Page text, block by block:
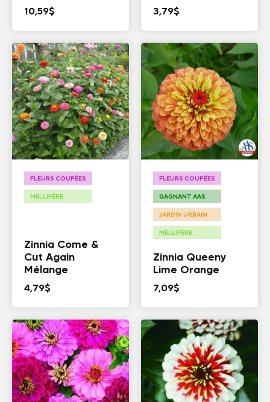
10,59$ 3,79$
FLEURS COUPÉES
MELLIFÈRE
Zinnia Come &
Cut Again
Mélange
4,79$
FLEURS COUPÉES
GAGNANT AAS
JARDIN URBAIN
MELLIFÈRE
Zinnia Queeny
Lime Orange
7,09$